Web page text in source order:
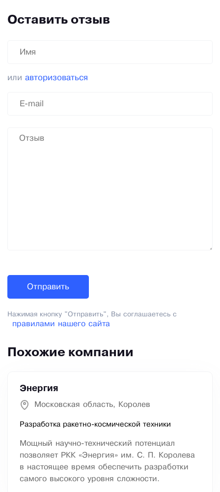
Оставить отзыв
или авторизоваться
Нажимая кнопку "Отправить", Вы соглашаетесь с
правилами нашего сайта
Похожие компании
Энергия
Московская область, Королев
Разработка ракетно-космической техники
Мощный научно-технический потенциал
позволяет РКК «Энергия» им. С. П. Королева
в настоящее время обеспечить разработки
самого высокого уровня сложности.